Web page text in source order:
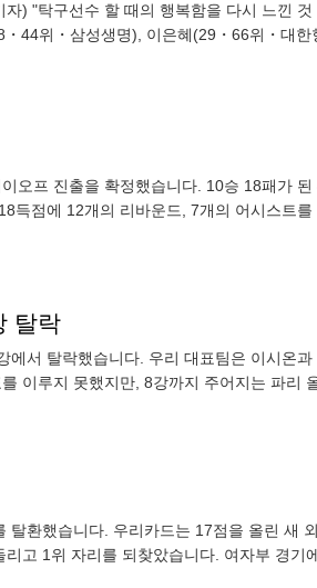
) "탁구선수 할 때의 행복함을 다시 느낀
44위・삼성생명), 이은혜(29・66위・대
오프 진출을 확정했습니다. 10승 18패가
점에 12개의 리바운드, 7개의 어시스트
탈락
서 탈락했습니다. 우리 대표팀은 이시온
이루지 못했지만, 8강까지 주어지는 파리
환했습니다. 우리카드는 17점을 올린 새
고 1위 자리를 되찾았습니다. 여자부 경기